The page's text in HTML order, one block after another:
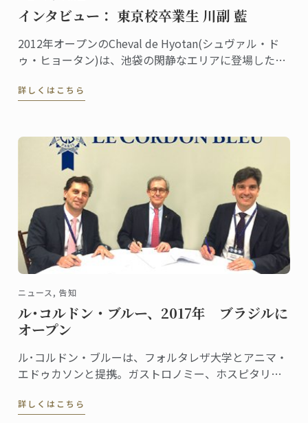
インタビュー： 東京校卒業生 川副 藍
2012年オープンのCheval de Hyotan(シュヴァル・ド
ゥ・ヒョータン)は、池袋の閑静なエリアに登場した本
一方、遠くから足を運ぶ人も多いレストラン。
詳しくはこちら
ニュース, 告知
ル･コルドン・ブルー、2017年 ブラジルに
オープン
ル･コルドン・ブルーは、フォルタレザ大学とアニマ・
エドゥカソンと提携。ガストロノミー、ホスピタリテ
グラムを立ち上げます。
詳しくはこちら